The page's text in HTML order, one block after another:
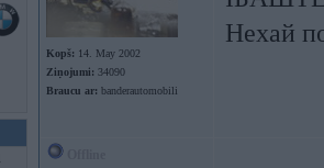
Kopš: 14. May 2002
Ziņojumi: 34090
Braucu ar: banderautomobili
Нехай